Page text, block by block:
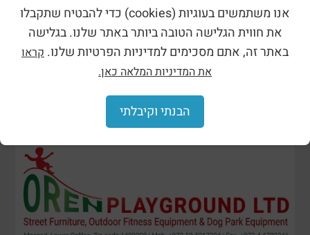
אנו משתמשים בעוגיות (cookies) כדי להבטיח שתקבלו
את חווית הגלישה הטובה ביותר באתר שלנו. בגלישה
באתר זה, אתם מסכימים למדיניות הפרטיות שלנו. קראו
את המדיניות המלאה כאן.
הבנתי וקיבלתי